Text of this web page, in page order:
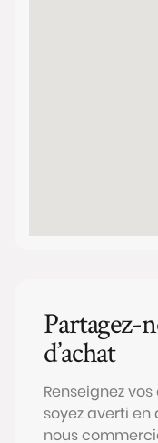
Partagez-
d’achat
Renseignez
soyez averti
nous